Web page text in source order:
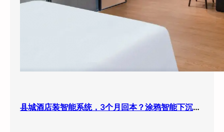
县城酒店装智能系统，3个月回本？涂鸦智能下沉市场打法曝光